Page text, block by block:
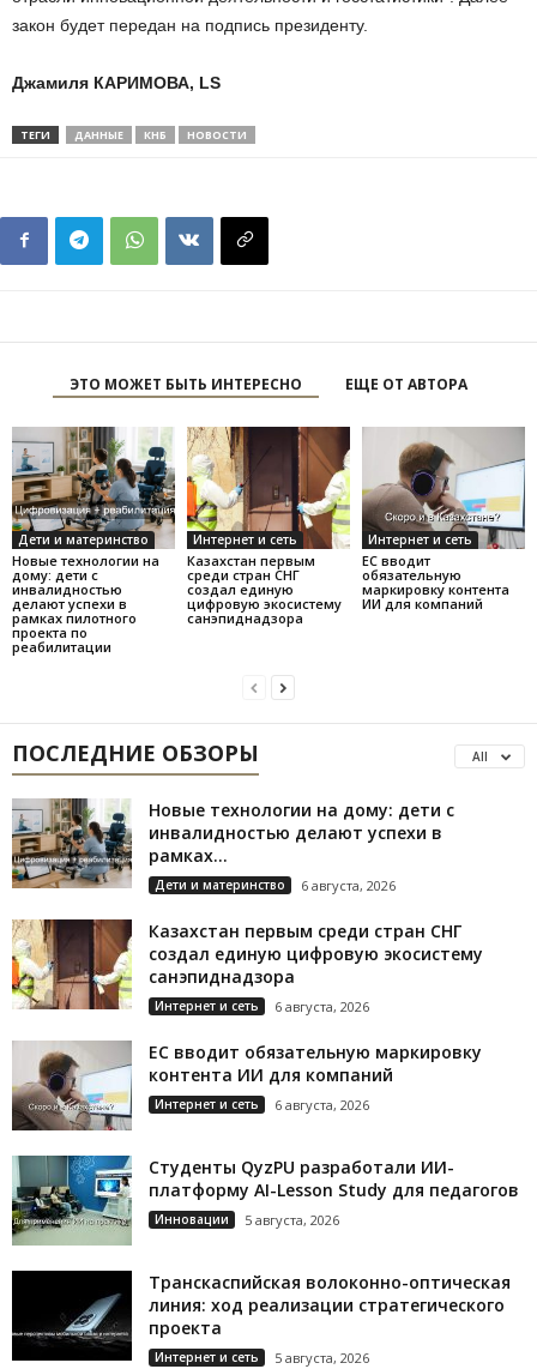
закон будет передан на подпись президенту.
Джамиля КАРИМОВА, LS
ТЕГИ ДАННЫЕ КНБ НОВОСТИ
ЭТО МОЖЕТ БЫТЬ ИНТЕРЕСНО ЕЩЕ ОТ АВТОРА
Дети и материнство
Новые технологии на
дому: дети с
инвалидностью
делают успехи в
рамках пилотного
проекта по
реабилитации
Интернет и сеть
Казахстан первым
среди стран СНГ
создал единую
цифровую экосистему
санэпиднадзора
Интернет и сеть
ЕС вводит
обязательную
маркировку контента
ИИ для компаний
ПОСЛЕДНИЕ ОБЗОРЫ All
Новые технологии на дому: дети с
инвалидностью делают успехи в
рамках...
Дети и материнство 6 августа, 2026
Казахстан первым среди стран СНГ
создал единую цифровую экосистему
санэпиднадзора
Интернет и сеть 6 августа, 2026
ЕС вводит обязательную маркировку
контента ИИ для компаний
Интернет и сеть 6 августа, 2026
Студенты QyzPU разработали ИИ-
платформу AI-Lesson Study для педагогов
Инновации 5 августа, 2026
Транскаспийская волоконно-оптическая
линия: ход реализации стратегического
проекта
Интернет и сеть 5 августа, 2026